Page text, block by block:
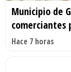
Municipio de
comerciantes
Hace 7 horas